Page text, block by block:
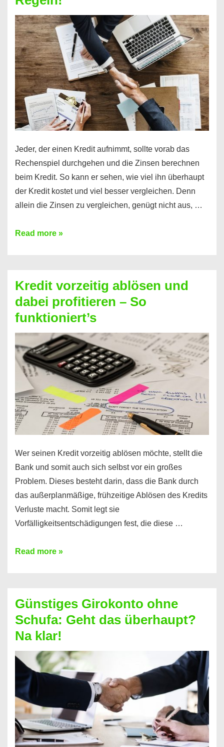
es
möglich!
Jeder, der einen Kredit aufnimmt, sollte vorab das
Rechenspiel durchgehen und die Zinsen berechnen
beim Kredit. So kann er sehen, wie viel ihn überhaupt
der Kredit kostet und viel besser vergleichen. Denn
allein die Zinsen zu vergleichen, genügt nicht aus, …
Ganz
Kredit
berechnen
–
Mit
diesen
Regeln!
Read more »
Kredit vorzeitig ablösen und
dabei profitieren – So
funktioniert’s
Wer seinen Kredit vorzeitig ablösen möchte, stellt die
Bank und somit auch sich selbst vor ein großes
Problem. Dieses besteht darin, dass die Bank durch
das außerplanmäßige, frühzeitige Ablösen des Kredits
Verluste macht. Somit legt sie
Vorfälligkeitsentschädigungen fest, die diese …
Kredit
dabei
profitieren
–
So
funktioniert’s
Read more »
Günstiges Girokonto ohne
Schufa: Geht das überhaupt?
Na klar!